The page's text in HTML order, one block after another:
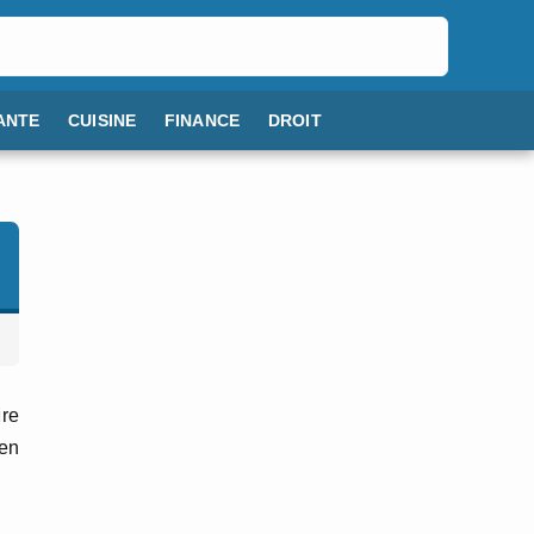
CUISINE FINANCE DROIT